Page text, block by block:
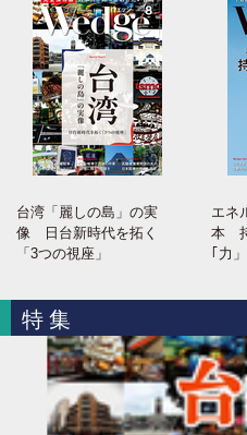
台湾「麗しの島」の実
像 日台新時代を拓く
「3つの視座」
エネ
本
｢力
特集